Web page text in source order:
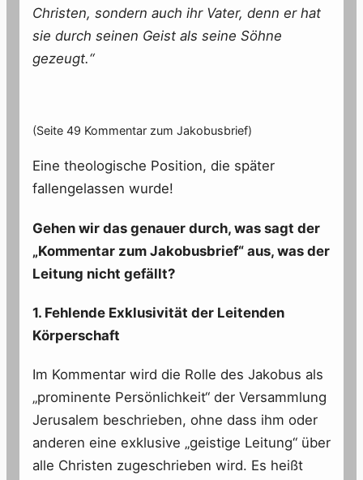
Christen, sondern auch ihr Vater, denn er hat
sie durch seinen Geist als seine Söhne
gezeugt.“
(Seite 49 Kommentar zum Jakobusbrief)
Eine theologische Position, die später
fallengelassen wurde!
Gehen wir das genauer durch, was sagt der
„Kommentar zum Jakobusbrief“ aus, was der
Leitung nicht gefällt?
1. Fehlende Exklusivität der Leitenden
Körperschaft
Im Kommentar wird die Rolle des Jakobus als
„prominente Persönlichkeit“ der Versammlung
Jerusalem beschrieben, ohne dass ihm oder
anderen eine exklusive „geistige Leitung“ über
alle Christen zugeschrieben wird. Es heißt